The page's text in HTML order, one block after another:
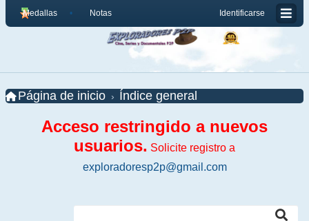
Identificarse
Medallas Notas
Página de inicio Índice general
Acceso restringido a nuevos
usuarios. Solicite registro a
exploradoresp2p@gmail.com